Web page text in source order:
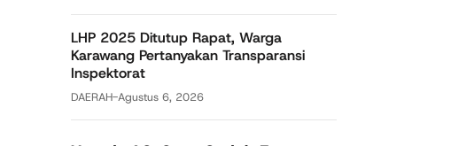
LHP 2025 Ditutup Rapat, Warga
Karawang Pertanyakan Transparansi
Inspektorat
DAERAH-Agustus 6, 2026